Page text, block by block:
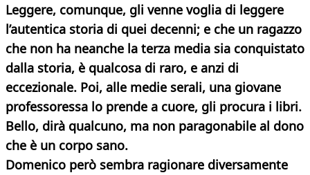
Leggere, comunque, gli venne voglia di leggere
l’autentica storia di quei decenni; e che un ragazzo
che non ha neanche la terza media sia conquistato
dalla storia, è qualcosa di raro, e anzi di
eccezionale. Poi, alle medie serali, una giovane
professoressa lo prende a cuore, gli procura i libri.
Bello, dirà qualcuno, ma non paragonabile al dono
che è un corpo sano.
Domenico però sembra ragionare diversamente